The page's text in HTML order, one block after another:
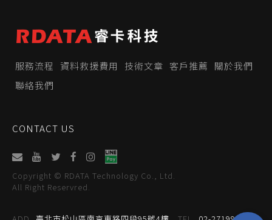
服務流程 資料救援費用 技術文章 客戶推薦
關於我們
聯絡我們
CONTACT US
Copyright © RDATA Technology Co., Ltd.
All Right Reservred.